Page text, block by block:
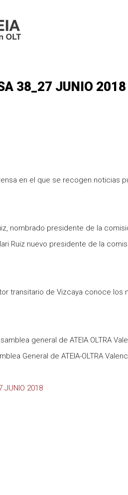
38_27 JUNIO 2018
en el que se recogen noticias
nombrado presidente de la
Ruiz nuevo presidente de la
transitario de Vizcaya conoce
asamblea general de ATEIA OLTRA
General de ATEIA-OLTRA
JUNIO 2018